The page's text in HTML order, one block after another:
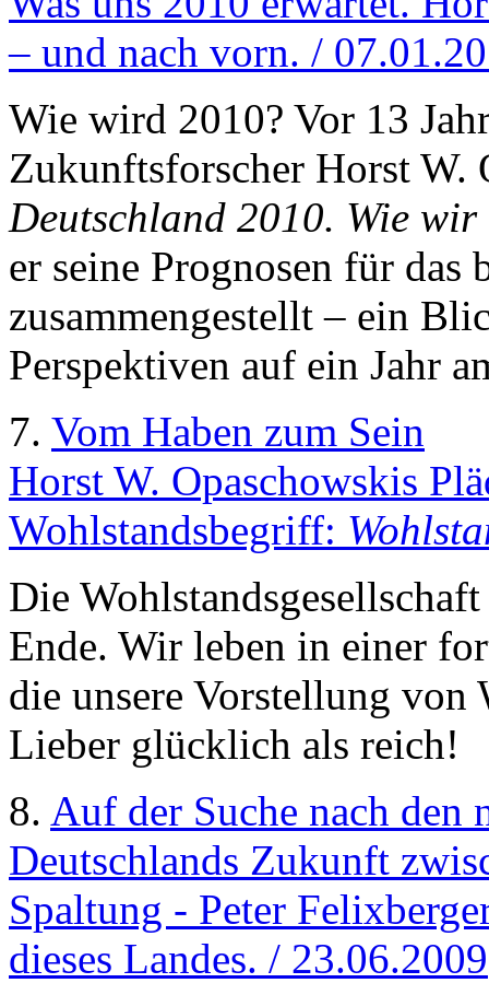
– und nach vorn. /
Wie wird 2010? Vor 13
Zukunftsforscher Horst W.
Deutschland 2010. Wie wir
er seine Prognosen für das
zusammengestellt – ein
Perspektiven auf ein Jahr
7. Vom Haben zum Sein
Horst W. Opaschowskis
Wohlstandsbegriff:
Die
Ende. Wir leben in einer
die unsere Vorstellung
Lieber glücklich als reich!
8. Auf der Suche nach den
Deutschlands Zukunft
Spaltung - Peter
dieses Landes. / 23.06.2009